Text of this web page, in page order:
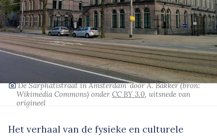
‘De Sarphatistraat in Amsterdam’door A. Bakker(bron:
Wikimedia Commons) onder CC BY 3.0, uitsnede van
origineel
Het verhaal van de fysieke en culturele